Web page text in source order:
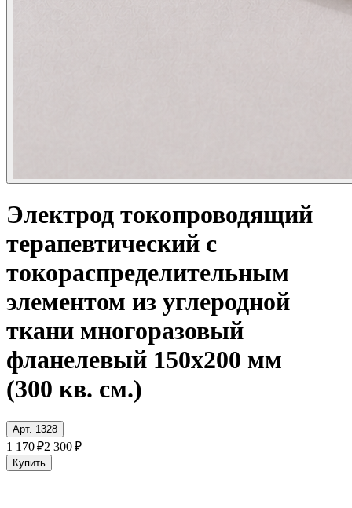
Электрод токопроводящий
терапевтический с
токораспределительным
элементом из углеродной
ткани многоразовый
фланелевый 150x200 мм
(300 кв. см.)
Арт. 1328
1 170 ₽2 300 ₽
Купить